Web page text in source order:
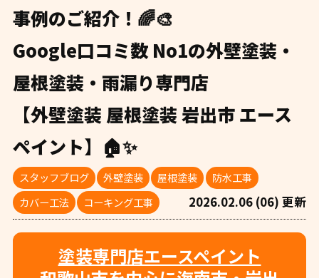
事例のご紹介！🌈🎨
Google口コミ数 No1の外壁塗装・
屋根塗装・雨漏り専門店
【外壁塗装 屋根塗装 岩出市 エース
ペイント】🏠✨
スタッフブログ 外壁塗装 屋根塗装
防水工事
カバー工法
コーキング工事 2026.02.06 (06) 更新
塗装専門店エースペイント